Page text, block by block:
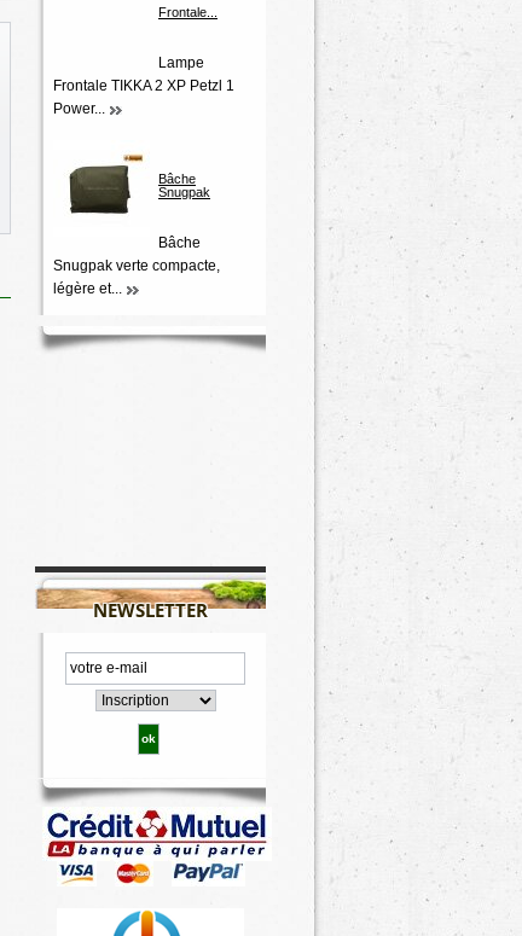
Frontale...
Lampe
Frontale TIKKA 2 XP Petzl 1
Power...
Bâche
Snugpak
Bâche
Snugpak verte compacte,
légère et...
NEWSLETTER